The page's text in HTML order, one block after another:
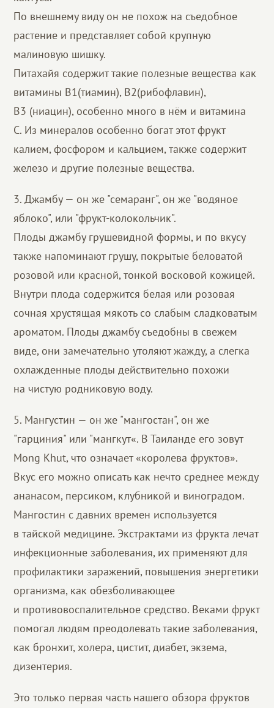
По внешнему виду он не похож на съедобное
растение и представляет собой крупную
малиновую шишку.
Питахайя содержит такие полезные вещества как
витамины В1(тиамин), В2(рибофлавин),
В3 (ниацин), особенно много в нём и витамина
С. Из минералов особенно богат этот фрукт
калием, фосфором и кальцием, также содержит
железо и другие полезные вещества.
3. Джамбу — он же "семаранг", он же "водяное
яблоко", или "фрукт-колокольчик".
Плоды джамбу грушевидной формы, и по вкусу
также напоминают грушу, покрытые беловатой
розовой или красной, тонкой восковой кожицей.
Внутри плода содержится белая или розовая
сочная хрустящая мякоть со слабым сладковатым
ароматом. Плоды джамбу съедобны в свежем
виде, они замечательно утоляют жажду, а слегка
охлажденные плоды действительно похожи
на чистую родниковую воду.
5. Мангустин — он же "мангостан", он же
"гарциния" или "мангкут«. В Таиланде его зовут
Mong Khut, что означает «королева фруктов».
Вкус его можно описать как нечто среднее между
ананасом, персиком, клубникой и виноградом.
Мангостин с давних времен используется
в тайской медицине. Экстрактами из фрукта лечат
инфекционные заболевания, их применяют для
профилактики заражений, повышения энергетики
организма, как обезболивающее
и противовоспалительное средство. Веками фрукт
помогал людям преодолевать такие заболевания,
как бронхит, холера, цистит, диабет, экзема,
дизентерия.
Это только первая часть нашего обзора фруктов